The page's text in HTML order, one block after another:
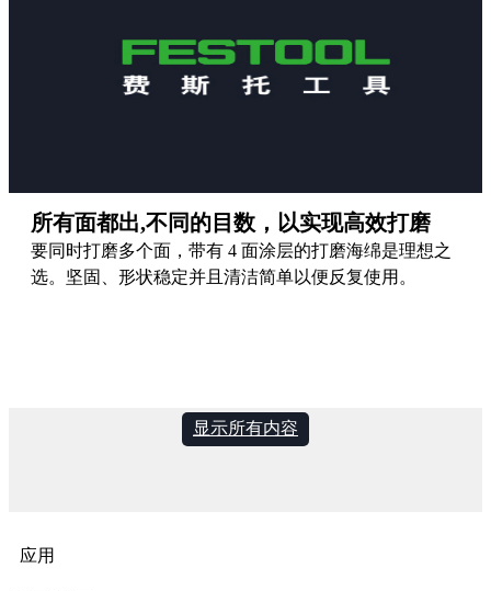
所有面都出,不同的目数，以实现高效打磨
要同时打磨多个面，带有 4 面涂层的打磨海绵是理想之
选。坚固、形状稳定并且清洁简单以便反复使用。
显示所有内容
应用